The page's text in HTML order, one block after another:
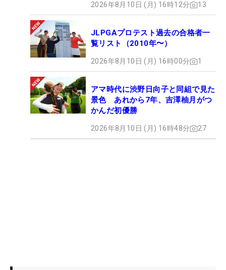
2026年8月10日 (月) 16時12分 13
JLPGAプロテスト過去の合格者一
覧リスト（2010年〜）
2026年8月10日 (月) 16時00分 1
アマ時代に渋野日向子と同組で見た
景色 あれから7年、吉澤柚月がつ
かんだ初優勝
2026年8月10日 (月) 16時48分 27